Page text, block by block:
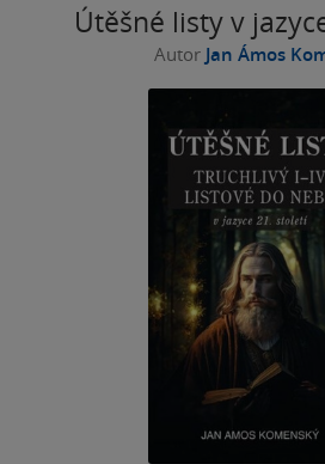
Útěšné listy v
Autor Jan Ámos